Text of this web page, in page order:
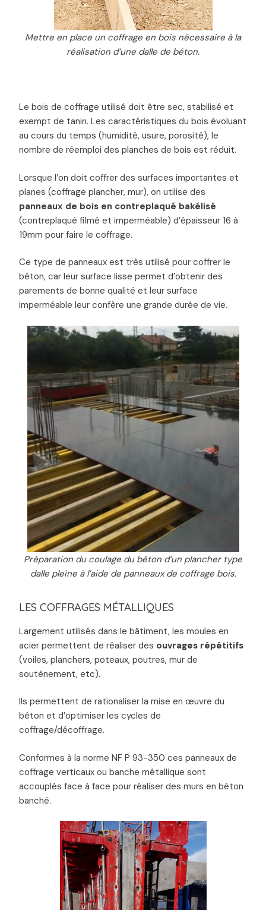
Mettre en place un coffrage en bois nécessaire à la
réalisation d’une dalle de béton.
Le bois de coffrage utilisé doit être sec, stabilisé et
exempt de tanin. Les caractéristiques du bois évoluant
au cours du temps (humidité, usure, porosité), le
nombre de réemploi des planches de bois est réduit.
Lorsque l’on doit coffrer des surfaces importantes et
planes (coffrage plancher, mur), on utilise des
panneaux de bois en contreplaqué bakélisé
(contreplaqué filmé et imperméable) d’épaisseur 16 à
19mm pour faire le coffrage.
Ce type de panneaux est très utilisé pour coffrer le
béton, car leur surface lisse permet d’obtenir des
parements de bonne qualité et leur surface
imperméable leur confère une grande durée de vie.
Préparation du coulage du béton d’un plancher type
dalle pleine à l’aide de panneaux de coffrage bois.
LES COFFRAGES MÉTALLIQUES
Largement utilisés dans le bâtiment, les moules en
acier permettent de réaliser des ouvrages répétitifs
(voiles, planchers, poteaux, poutres, mur de
soutènement, etc).
Ils permettent de rationaliser la mise en œuvre du
béton et d’optimiser les cycles de
coffrage/décoffrage.
Conformes à la norme NF P 93-350 ces panneaux de
coffrage verticaux ou banche métallique sont
accouplés face à face pour réaliser des murs en béton
banché.